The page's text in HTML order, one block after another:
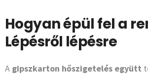
Hogyan épül fel a
Lépésről lépésre
A gipszkarton hőszigetelés együtt